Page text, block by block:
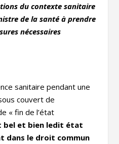
du contexte sanitaire
de la santé à prendre
nécessaires
sanitaire pendant une
couvert de
« fin de l’état
bel et bien ledit état
dans le droit commun